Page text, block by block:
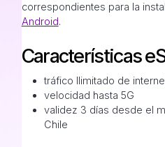
correspondientes para la
Android.
Características
tráfico Ilimitado de
velocidad hasta 5G
validez 3 días desde el
Chile